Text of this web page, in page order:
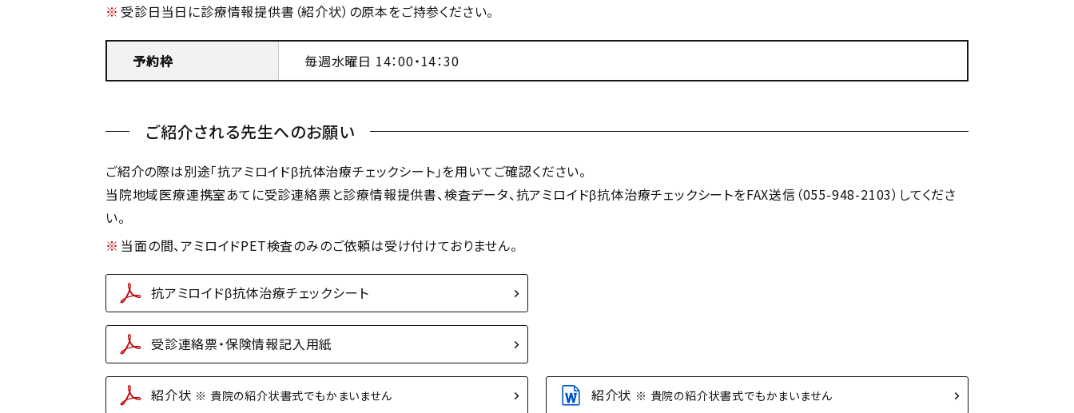
受診日当日に診療情報提供書（紹介状）の原本をご持参ください。
予約枠 毎週水曜日 14：00・14：30
ご紹介される先生へのお願い
ご紹介の際は別途「抗アミロイドβ抗体治療チェックシート」を用いてご確認ください。
当院地域医療連携室あてに受診連絡票と診療情報提供書、検査データ、抗アミロイドβ抗体治療チェックシートをFAX送信（055-948-2103）してくださ
い。
当面の間、アミロイドPET検査のみのご依頼は受け付けておりません。
抗アミロイドβ抗体治療チェックシート
受診連絡票・保険情報記入用紙
紹介状 ※ 貴院の紹介状書式でもかまいません 紹介状 ※ 貴院の紹介状書式でもかまいません